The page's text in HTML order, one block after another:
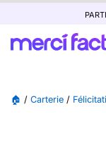
🏠 / Carterie /